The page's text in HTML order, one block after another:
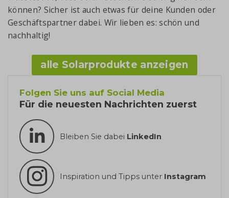
können? Sicher ist auch etwas für deine Kunden oder
Geschäftspartner dabei. Wir lieben es: schön und
nachhaltig!
alle Solarprodukte anzeigen
Folgen Sie uns auf Social Media
Für die neuesten Nachrichten zuerst
Bleiben Sie dabei LinkedIn
Inspiration und Tipps unter Instagram